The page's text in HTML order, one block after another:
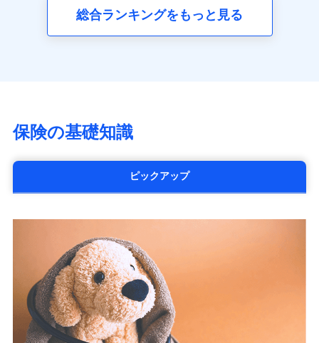
ソニー生命保険株式会社
（https://www.sonylife.co.jp）
SOMPOひまわり生命保険株式会社
太陽生命保険株式会社（https://www.taiyo-
チューリッヒ生命保険株式会社
（https://www.zurichlife.co.jp/）
東京海上日動あんしん生命保険株式会社
（https://www.nanairolife.co.jp/）
日本生命保険相互会社
（https://www.nissay.co.jp）
はなさく生命保険株式会社
（https://www.life8739.co.jp/）
マニュライフ生命保険株式会社
（https://www.manulife.co.jp/）
総合ランキングをもっと見る
保険の基礎知識
ピックアップ